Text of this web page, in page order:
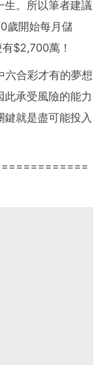
生。所以筆者建議
歲開始每月儲
$2,700萬！
六合彩才有的夢想
此承受風險的能力
就是盡可能投入